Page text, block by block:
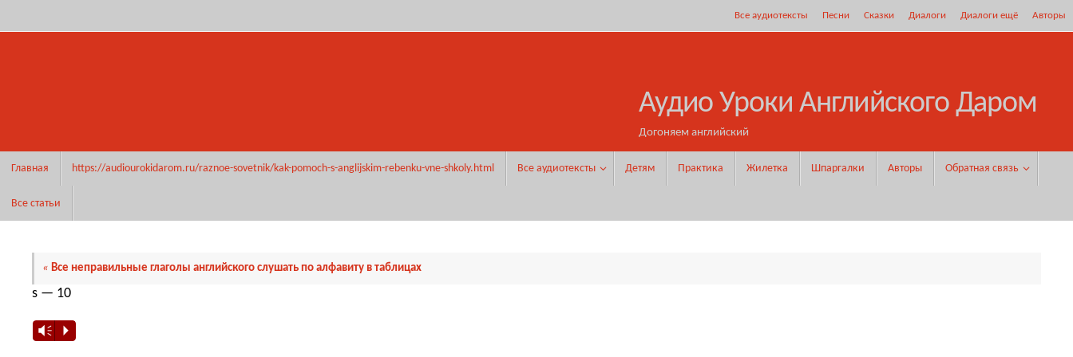
к
Все аудиотексты Песни Сказки Диалоги Диалоги ещё Авторы
Аудио Уроки Английского Даром
Догоняем английский
Главная https://audiourokidarom.ru/raznoe-sovetnik/kak-pomoch-s-anglijskim-rebenku-vne-shkoly.html Все аудиотексты Детям Практика Жилетка Шпаргалки Авторы Обратная связь
Все статьи
« Все неправильные глаголы английского слушать по алфавиту в таблицах
s — 10
Vm P